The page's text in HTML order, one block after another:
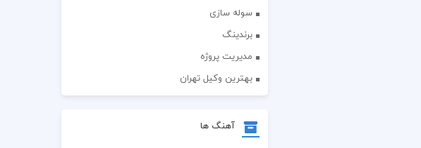
سوله سازی
برندینگ
مدیریت پروژه
بهترین وکیل تهران
آهنگ ها